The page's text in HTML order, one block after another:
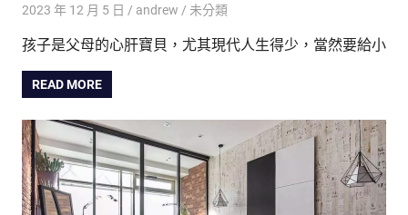
2023 年 12 月 5 日 andrew 未分類
孩子是父母的心肝寶貝，尤其現代人生得少，當然要給小
READ MORE